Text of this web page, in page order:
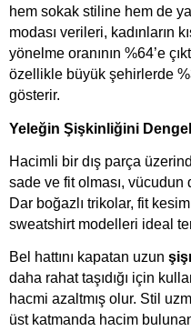
hem sokak stiline hem de
modası verileri, kadınların
yönelme oranının %64’e
özellikle büyük şehirlerde
gösterir.
Yeleğin Şişkinliğini
Hacimli bir dış parça
sade ve fit olması, vücudun
Dar boğazlı trikolar, fit
sweatshirt modelleri ideal
Bel hattını kapatan uzun
daha rahat taşıdığı için
hacmi azaltmış olur. Stil
üst katmanda hacim